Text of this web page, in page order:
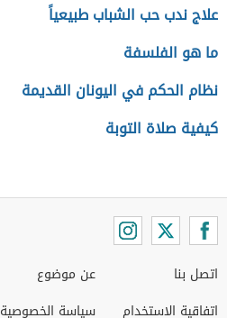
علاج ندب حب الشباب طبيعياً
ما هو الفلسفة
نظام الحكم في اليونان القديمة
كيفية صلاة التوبة
اتصل بنا
اتفاقية الاستخدام
عن موضوع
سياسة الخصوصية